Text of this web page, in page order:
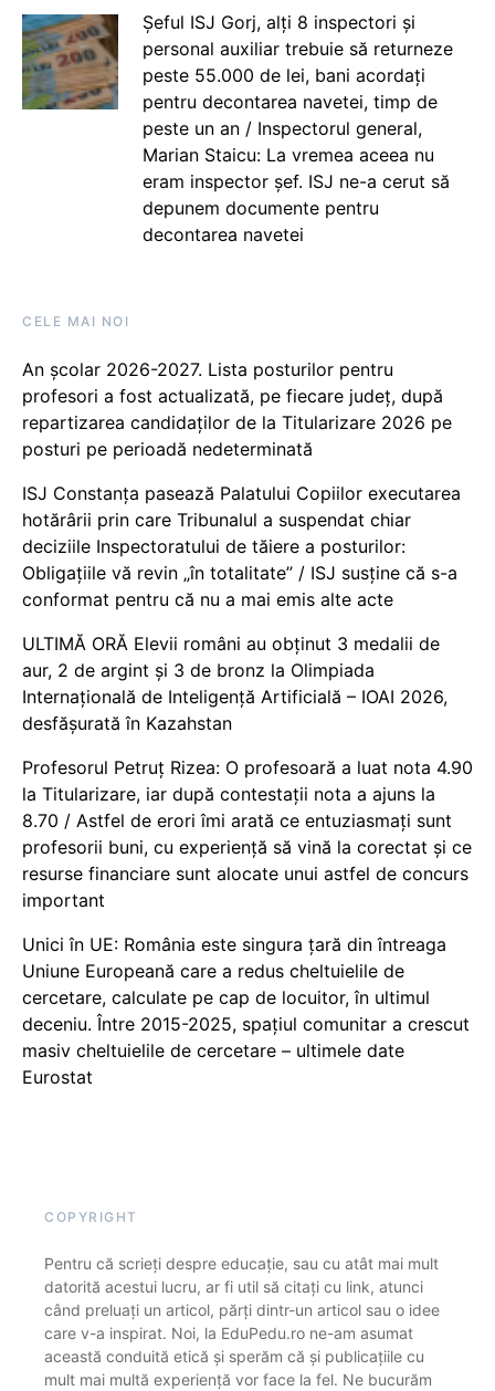
Șeful ISJ Gorj, alți 8 inspectori și
personal auxiliar trebuie să returneze
peste 55.000 de lei, bani acordați
pentru decontarea navetei, timp de
peste un an / Inspectorul general,
Marian Staicu: La vremea aceea nu
eram inspector șef. ISJ ne-a cerut să
depunem documente pentru
decontarea navetei
CELE MAI NOI
An școlar 2026-2027. Lista posturilor pentru
profesori a fost actualizată, pe fiecare județ, după
repartizarea candidaților de la Titularizare 2026 pe
posturi pe perioadă nedeterminată
ISJ Constanța pasează Palatului Copiilor executarea
hotărârii prin care Tribunalul a suspendat chiar
deciziile Inspectoratului de tăiere a posturilor:
Obligațiile vă revin „în totalitate” / ISJ susține că s-a
conformat pentru că nu a mai emis alte acte
ULTIMĂ ORĂ Elevii români au obținut 3 medalii de
aur, 2 de argint și 3 de bronz la Olimpiada
Internațională de Inteligență Artificială – IOAI 2026,
desfășurată în Kazahstan
Profesorul Petruț Rizea: O profesoară a luat nota 4.90
la Titularizare, iar după contestații nota a ajuns la
8.70 / Astfel de erori îmi arată ce entuziasmați sunt
profesorii buni, cu experiență să vină la corectat și ce
resurse financiare sunt alocate unui astfel de concurs
important
Unici în UE: România este singura țară din întreaga
Uniune Europeană care a redus cheltuielile de
cercetare, calculate pe cap de locuitor, în ultimul
deceniu. Între 2015-2025, spațiul comunitar a crescut
masiv cheltuielile de cercetare – ultimele date
Eurostat
COPYRIGHT
Pentru că scrieți despre educație, sau cu atât mai mult
datorită acestui lucru, ar fi util să citați cu link, atunci
când preluați un articol, părți dintr-un articol sau o idee
care v-a inspirat. Noi, la EduPedu.ro ne-am asumat
această conduită etică și sperăm că și publicațiile cu
mult mai multă experiență vor face la fel. Ne bucurăm